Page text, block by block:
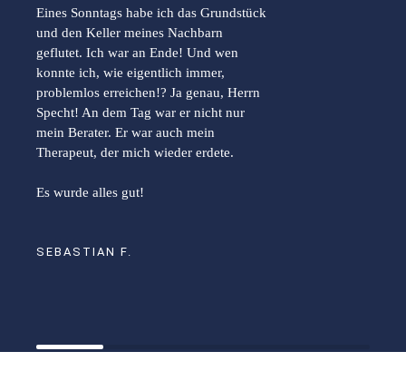
Eines Sonntags habe ich das Grundstück
und den Keller meines Nachbarn
geflutet. Ich war an Ende! Und wen
konnte ich, wie eigentlich immer,
problemlos erreichen!? Ja genau, Herrn
Specht! An dem Tag war er nicht nur
mein Berater. Er war auch mein
Therapeut, der mich wieder erdete.
Es wurde alles gut!
SEBASTIAN F.